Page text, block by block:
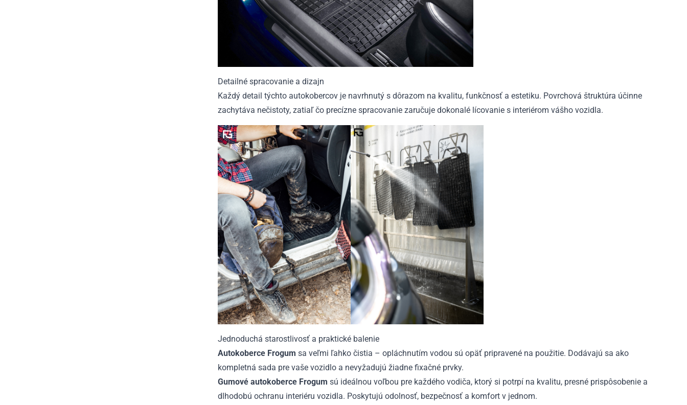
Detailné spracovanie a dizajn
Každý detail týchto autokobercov je navrhnutý s dôrazom na kvalitu, funkčnosť a estetiku. Povrchová štruktúra účinne
zachytáva nečistoty, zatiaľ čo precízne spracovanie zaručuje dokonalé lícovanie s interiérom vášho vozidla.
Jednoduchá starostlivosť a praktické balenie
Autokoberce Frogum sa veľmi ľahko čistia – opláchnutím vodou sú opäť pripravené na použitie. Dodávajú sa ako
kompletná sada pre vaše vozidlo a nevyžadujú žiadne fixačné prvky.
Gumové autokoberce Frogum sú ideálnou voľbou pre každého vodiča, ktorý si potrpí na kvalitu, presné prispôsobenie a
dlhodobú ochranu interiéru vozidla. Poskytujú odolnosť, bezpečnosť a komfort v jednom.